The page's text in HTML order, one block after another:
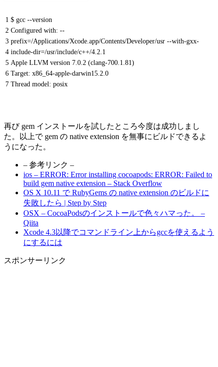
1
2
3
4
5
6
7
$ gcc --version
Configured with: --
prefix=/Applications/Xcode.app/Contents/Developer/usr --with-gxx-
include-dir=/usr/include/c++/4.2.1
Apple LLVM version 7.0.2 (clang-700.1.81)
Target: x86_64-apple-darwin15.2.0
Thread model: posix
再び gem インストールを試したところ今度は成功しまし
た。以上で gem の native extension を無事にビルドできるよ
うになった。
– 参考リンク –
ios – ERROR: Error installing cocoapods: ERROR: Failed to
build gem native extension – Stack Overflow
OS X 10.11 で RubyGems の native extension のビルドに
失敗したら | Step by Step
OSX – CocoaPodsのインストールで色々ハマった。 –
Qiita
Xcode 4.3以降でコマンドライン上からgccを使えるよう
にするには
スポンサーリンク